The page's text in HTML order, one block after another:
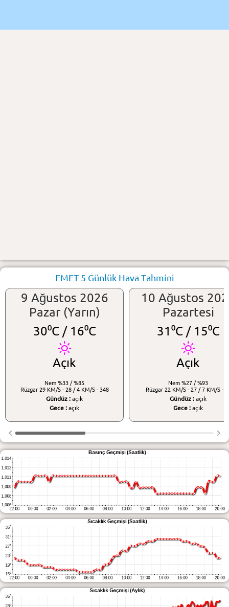
EMET 5 Günlük Hava Tahmini
9 Ağustos 2026
Pazar (Yarın)
30⁰C /16⁰C
Açık
Nem %33 / %85
Rüzgar 29 KM/S - 28 / 4 KM/S - 348
Gündüz : açık
Gece : açık
10 Ağustos
Pazartesi
31⁰C /15⁰C
Açık
Nem %27 / %93
Rüzgar 22 KM/S - 27 / 7 KM/S -
Gündüz : açık
Gece : açık